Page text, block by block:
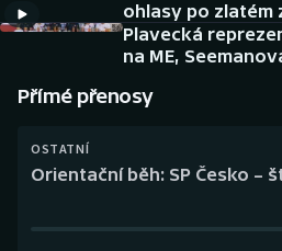
Americký fotbal
Baseball a softbal
Biatlon
NEPŘEHLÉDNĚTE
Aplikace ČT sport
ohlasy po zlatém
Plavecká
na ME,
Přímé přenosy
OSTATNÍ
Orientační běh: SP Česko –